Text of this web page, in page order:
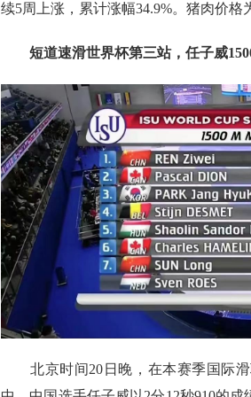
续5周上涨，累计涨幅34.9%。猪肉价格
短道速滑世界杯第三站，任子威
北京时间20日晚，在本赛季国际滑